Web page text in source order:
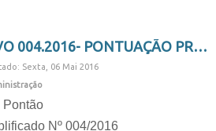
PROCESSO SELETIVO 004.2016- PONTUAÇÃO PRÉVIA
Sexta, 06 Mai 2016
Pontão
Nº 004/2016